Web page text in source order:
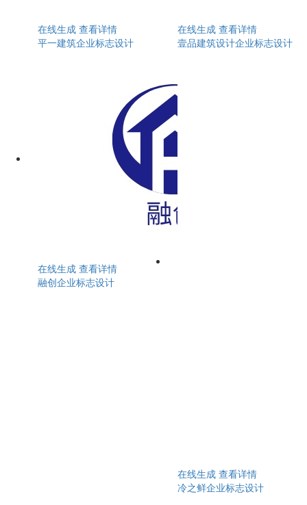
在线生成 查看详情
平一建筑企业标志设计
在线生成 查看详情
壹品建筑设计企业标志设计
在线生成 查看详情
融创企业标志设计
在线生成 查看详情
冷之鲜企业标志设计